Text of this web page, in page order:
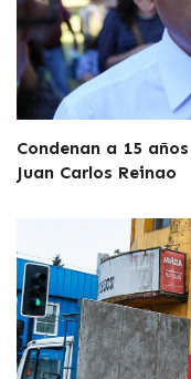
Condenan a 15
Juan Carlos Reinao